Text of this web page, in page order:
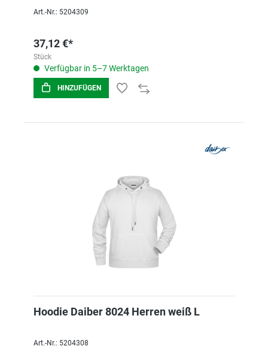
Art.-Nr.: 5204309
37,12 €*
Stück
Verfügbar in 5–7 Werktagen
HINZUFÜGEN
Hoodie Daiber 8024 Herren weiß L
Art.-Nr.: 5204308